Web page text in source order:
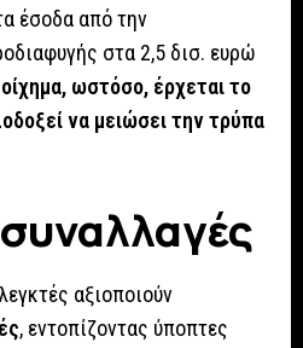
έσοδα από την
στα 2,5 δισ. ευρώ
ωστόσο, έρχεται το
να μειώσει την τρύπα
αξιοποιούν
, εντοπίζοντας ύποπτες